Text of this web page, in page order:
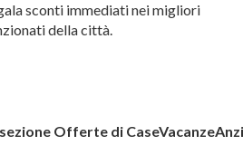
sconti immediati nei migliori
della città.
Offerte di